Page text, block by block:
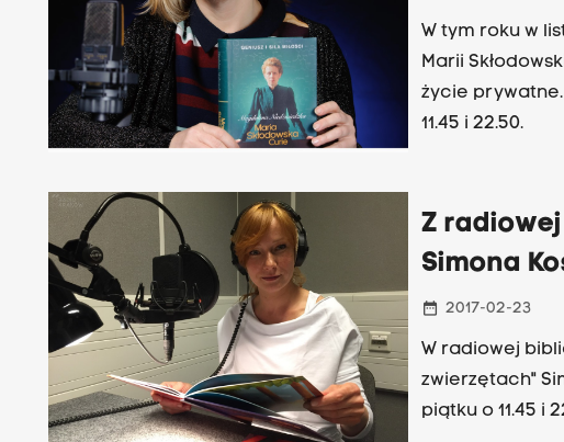
W tym roku w listopadzie będziemy
Marii Skłodowskiej-Curie, już teraz w
życie
11.45 i 22.50.
Z
Simona
date_range 2017-02-23
W radiowej
zwierzętach"
piątku o 11.45 i